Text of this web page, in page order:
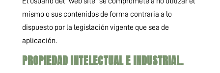
mismo o sus contenidos de forma contraria a lo
dispuesto por la legislación vigente que sea de
aplicación.
PROPIEDAD INTELECTUAL E INDUSTRIAL.